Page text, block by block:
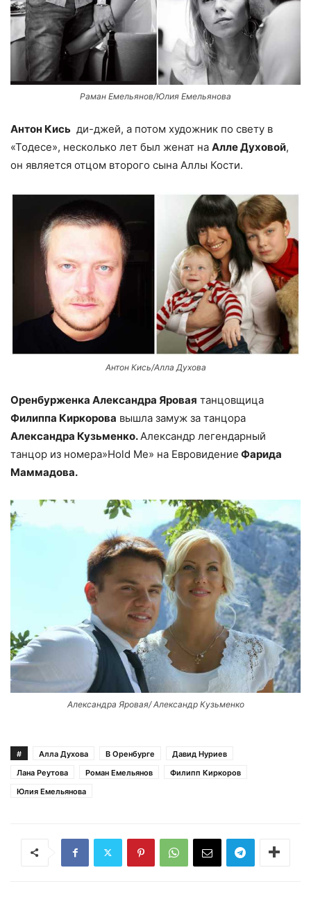
Раман Емельянов/Юлия Емельянова
Антон Кись ди-джей, а потом художник по свету в
«Тодесе», несколько лет был женат на Алле Духовой,
он является отцом второго сына Аллы Кости.
Антон Кись/Алла Духова
Оренбурженка Александра Яровая танцовщица
Филиппа Киркорова вышла замуж за танцора
Александра Кузьменко.Александр легендарный
танцор из номера»Hold Me» на Евровидение Фарида
Маммадова.
Александра Яровая/ Александр Кузьменко
# Алла Духова В Оренбурге
Давид Нуриев
Лана Реутова
Роман Емельянов
Филипп Киркоров
Юлия Емельянова